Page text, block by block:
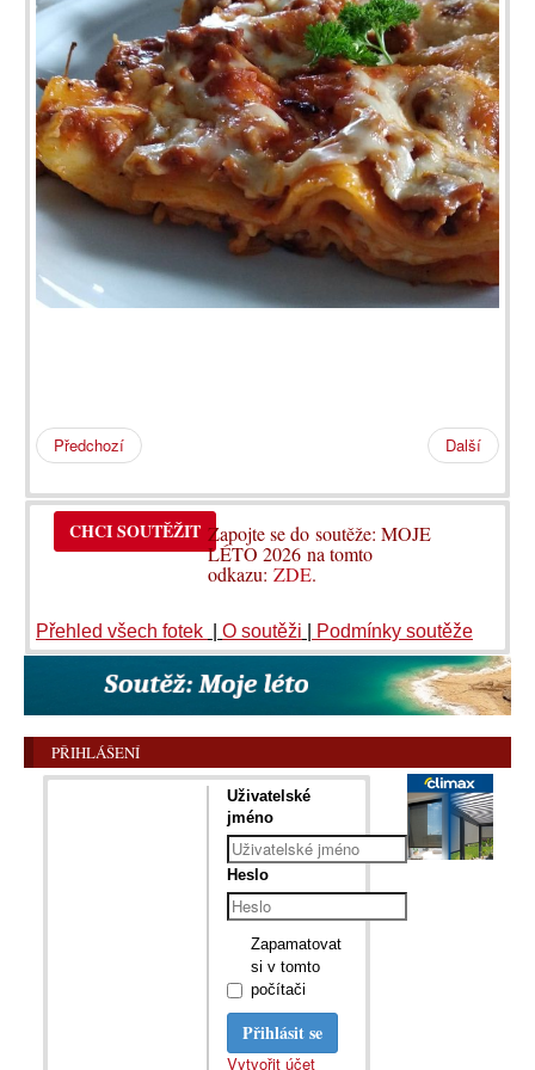
Předchozí Další
CHCI SOUTĚŽIT Zapojte se do soutěže: MOJE
LÉTO 2026 na tomto
odkazu:ZDE.
Přehled všech fotek O soutěži Podmínky soutěže
PŘIHLÁŠENÍ
Uživatelské
jméno
Heslo
Zapamatovat
si v tomto
počítači
Přihlásit se
Vytvořit účet